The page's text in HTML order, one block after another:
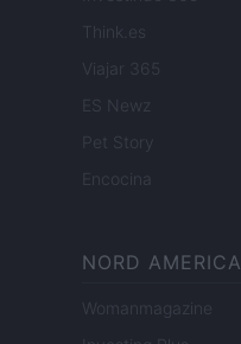
Think.es
Viajar 365
ES Newz
Pet Story
Encocina
NORD AMERICA
Womanmagazine